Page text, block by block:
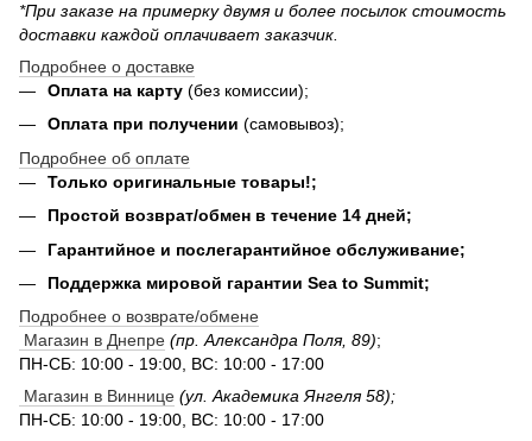
*При заказе на примерку двумя и более посылок стоимость
доставки каждой оплачивает заказчик.
Подробнее о доставке
Оплата на карту (без комиссии);
Оплата при получении (самовывоз);
Подробнее об оплате
Только оригинальные товары!;
Простой возврат/обмен в течение 14 дней;
Гарантийное и послегарантийное обслуживание;
Поддержка мировой гарантии Sea to Summit;
Подробнее о возврате/обмене
Магазин в Днепре (пр. Александра Поля, 89);
ПН-СБ: 10:00 - 19:00, ВС: 10:00 - 17:00
Магазин в Виннице (ул. Академика Янгеля 58);
ПН-СБ: 10:00 - 19:00, ВС: 10:00 - 17:00